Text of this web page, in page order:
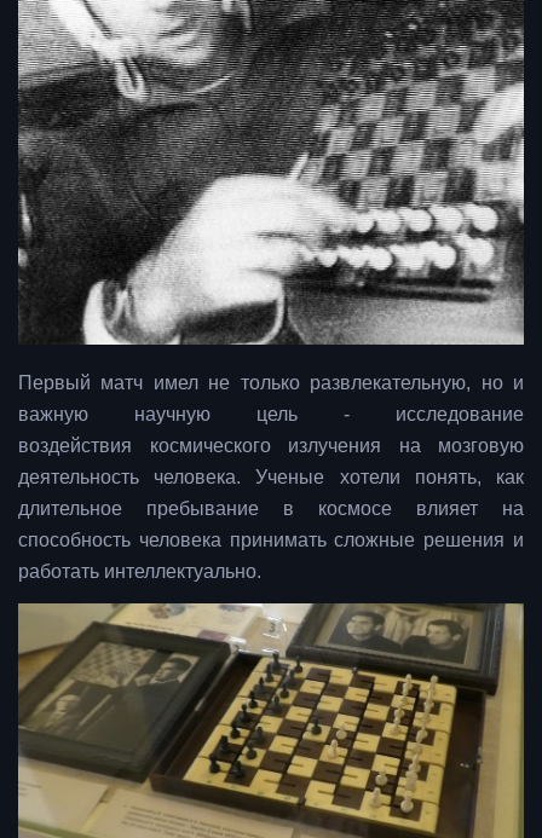
Первый матч имел не только развлекательную, но и
важную научную цель - исследование
воздействия космического излучения на мозговую
деятельность человека. Ученые хотели понять, как
длительное пребывание в космосе влияет на
способность человека принимать сложные решения и
работать интеллектуально.